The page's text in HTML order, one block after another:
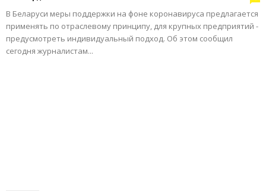
В Беларуси меры поддержки на фоне коронавируса предлагается
применять по отраслевому принципу, для крупных предприятий -
предусмотреть индивидуальный подход. Об этом сообщил
сегодня журналистам...